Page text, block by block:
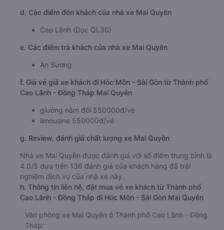
d. Các điểm đón khách của nhà xe Mai Quyên
Cao Lãnh (Dọc QL30)
e. Các điểm trả khách của nhà xe Mai Quyên
An Sương
f. Giá vé giá xe khách đi Hóc Môn - Sài Gòn từ Thành phố
Cao Lãnh - Đồng Tháp Mai Quyên
giường nằm đôi 550000đ/vé
limousine 550000đ/vé
g. Review, đánh giá chất lượng xe Mai Quyên
Nhà xe Mai Quyên được đánh giá với số điểm trung bình là
4.0/5 dựa trên 136 đánh giá của khách hàng đã trải
nghiệm dịch vụ của nhà xe này.
h. Thông tin liên hệ, đặt mua vé xe khách từ Thành phố
Cao Lãnh - Đồng Tháp đi Hóc Môn - Sài Gòn Mai Quyên
Văn phòng xe Mai Quyên ở Thành phố Cao Lãnh - Đồng
Tháp: